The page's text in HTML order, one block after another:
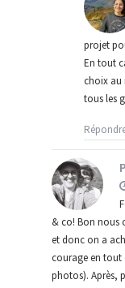
projet
En tout
choix au
tous les
& co! Bon nous
et donc on a
courage en tout
photos). Après,